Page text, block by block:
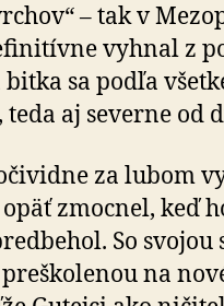
– tak v
vyhnal z
sa podľa
aj severne od
za lubom
zmocnel, keď
So
na